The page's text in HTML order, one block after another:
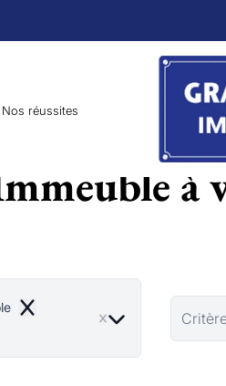
Nos réussites
à
Remove